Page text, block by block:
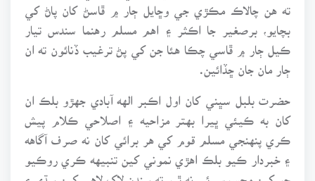
ته هن چالاڪ مڪڙي جي وڇايل ڄار ۾ ڦاسڻ کان پاڻ کي
بچايو، برصغير جا اڪثر ۽ اهم مسلم رهنما سندس تيار
ڪيل ڄار ۾ ڦاسي چڪا هئا جن کي پڻ ترغيب ڏنائون ته ان
ڄار مان جان ڇڏائين.
حضرت بلبل سڀني کان اول اڪبر الهه آبادي جهڙو بلڪ ان
کان به ڪيئي ڀيرا بهتر مزاحيه ۽ اصلاحي ڪلام پيش
ڪري پنهنجي مسلم قوم کي هر برائي کان نه صرف آگاهه
۽ خبردار ڪيو بلڪ اهڙي نموني کين تنبيهه ڪري روڪيو
جو کين محسوس ئي نه ٿيو ته سندن لاک لاهي کين سڌي ۽